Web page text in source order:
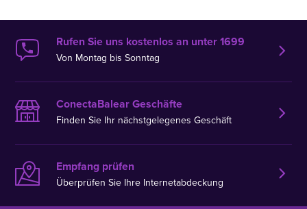
Rufen Sie uns kostenlos an unter 1699
Von Montag bis Sonntag
ConectaBalear Geschäfte
Finden Sie Ihr nächstgelegenes Geschäft
Empfang prüfen
Überprüfen Sie Ihre Internetabdeckung